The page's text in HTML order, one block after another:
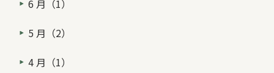
6 月（1）
5 月（2）
4 月（1）